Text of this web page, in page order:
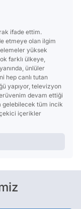
ifade ettim.
etmeye olan ilgim
yüksek
farklı ülkeye,
ünlüler
hep canlı tutan
yapıyor, televizyon
devam ettiği
gelebilecek tüm incik
içerikler